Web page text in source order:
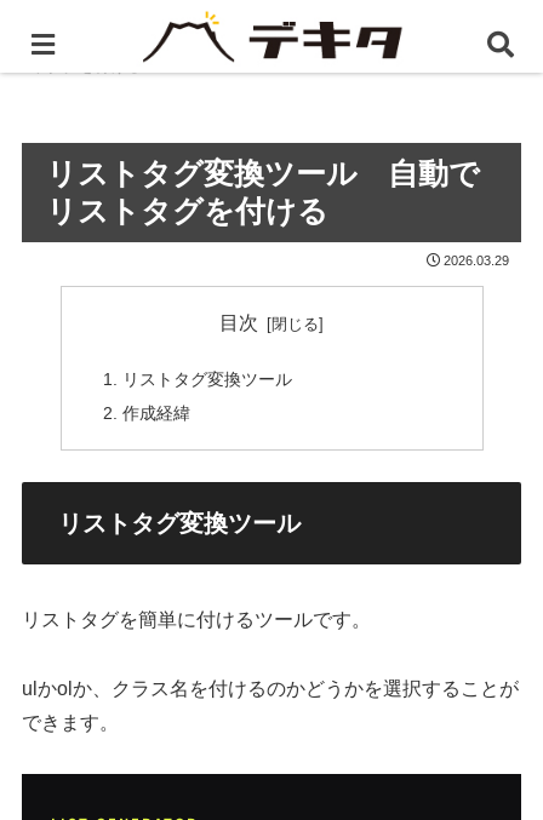
ホーム 便利ツール
リストタグ変換ツール 自動でリ
リストタグ変換ツール 自動で
リストタグを付ける
2026.03.29
目次
リストタグ変換ツール
作成経緯
リストタグ変換ツール
リストタグを簡単に付けるツールです。
ulかolか、クラス名を付けるのかどうかを選択することが
できます。